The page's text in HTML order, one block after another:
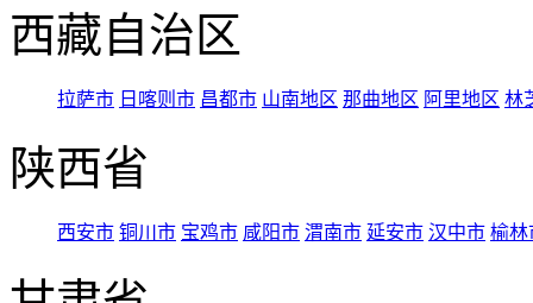
西藏自治区
拉萨市 日喀则市 昌都市 山南地区 那曲地区 阿里地区 林
陕西省
西安市 铜川市 宝鸡市 咸阳市 渭南市 延安市 汉中市 榆林